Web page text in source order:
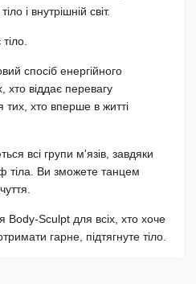
і внутрішній світ.
спосіб енергійного
хто віддає перевагу
тих, хто вперше в житті
всі групи м'язів, завдяки
тіла. Ви зможете танцем
Body-Sculpt для всіх, хто хоче
гарне, підтягнуте тіло.